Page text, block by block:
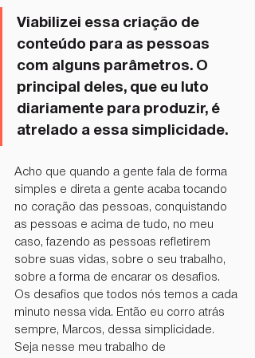
Viabilizei essa criação de
conteúdo para as pessoas
com alguns parâmetros. O
principal deles, que eu luto
diariamente para produzir, é
atrelado a essa simplicidade.
Acho que quando a gente fala de forma
simples e direta a gente acaba tocando
no coração das pessoas, conquistando
as pessoas e acima de tudo, no meu
caso, fazendo as pessoas refletirem
sobre suas vidas, sobre o seu trabalho,
sobre a forma de encarar os desafios.
Os desafios que todos nós temos a cada
minuto nessa vida. Então eu corro atrás
sempre, Marcos, dessa simplicidade.
Seja nesse meu trabalho de